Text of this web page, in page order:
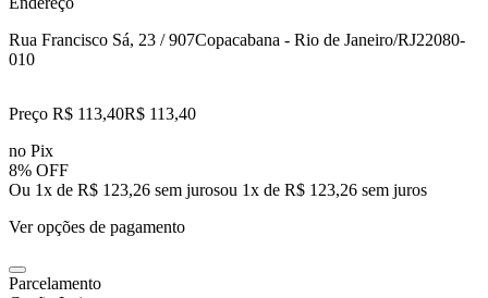
Rua Francisco Sá, 23 / 907Copacabana - Rio de Janeiro/RJ22080-
010
Preço R$ 113,40R$ 113,40
no Pix
8% OFF
Ou 1x de R$ 123,26 sem jurosou 1x de R$ 123,26 sem juros
Ver opções de pagamento
Parcelamento